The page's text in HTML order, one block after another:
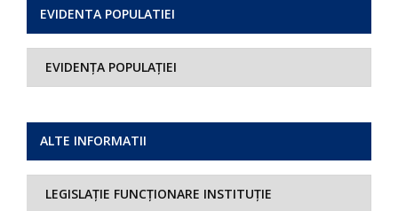
EVIDENTA POPULATIEI
EVIDENȚA POPULAȚIEI
ALTE INFORMATII
LEGISLAȚIE FUNCȚIONARE INSTITUȚIE